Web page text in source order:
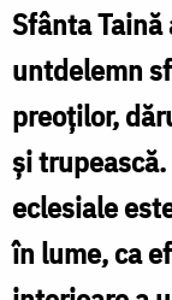
sunt
trepte
şi
căi
spre
Sfânta
untdelemn
preoţilor,
şi
eclesiale
în lume, ca